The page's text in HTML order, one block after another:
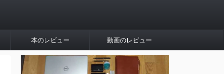
本のレビュー 動画のレビュー